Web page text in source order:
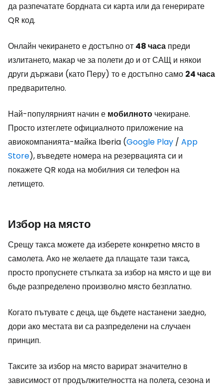
да разпечатате бордната си карта или да генерирате
QR код.
Онлайн чекирането е достъпно от 48 часа преди
излитането, макар че за полети до и от САЩ и някои
други държави (като Перу) то е достъпно само 24 часа
предварително.
Най-популярният начин е мобилното чекиране.
Просто изтеглете официалното приложение на
авиокомпанията-майка Iberia (Google Play / App
Store), въведете номера на резервацията си и
покажете QR кода на мобилния си телефон на
летището.
Избор на място
Срещу такса можете да изберете конкретно място в
самолета. Ако не желаете да плащате тази такса,
просто пропуснете стъпката за избор на място и ще ви
бъде разпределено произволно място безплатно.
Когато пътувате с деца, ще бъдете настанени заедно,
дори ако местата ви са разпределени на случаен
принцип.
Таксите за избор на място варират значително в
зависимост от продължителността на полета, сезона и